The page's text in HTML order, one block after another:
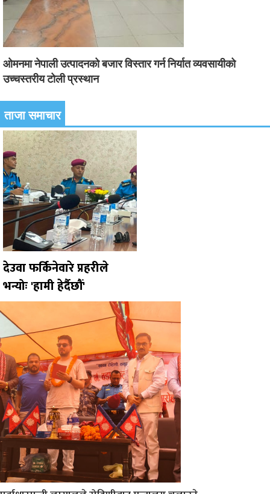
ओमनमा नेपाली उत्पादनको बजार विस्तार गर्न निर्यात व्यवसायीको
उच्चस्तरीय टोली प्रस्थान
ताजा समाचार
देउवा फर्किनेवारे प्रहरीले
भन्योः 'हामी हेर्दैछौं'